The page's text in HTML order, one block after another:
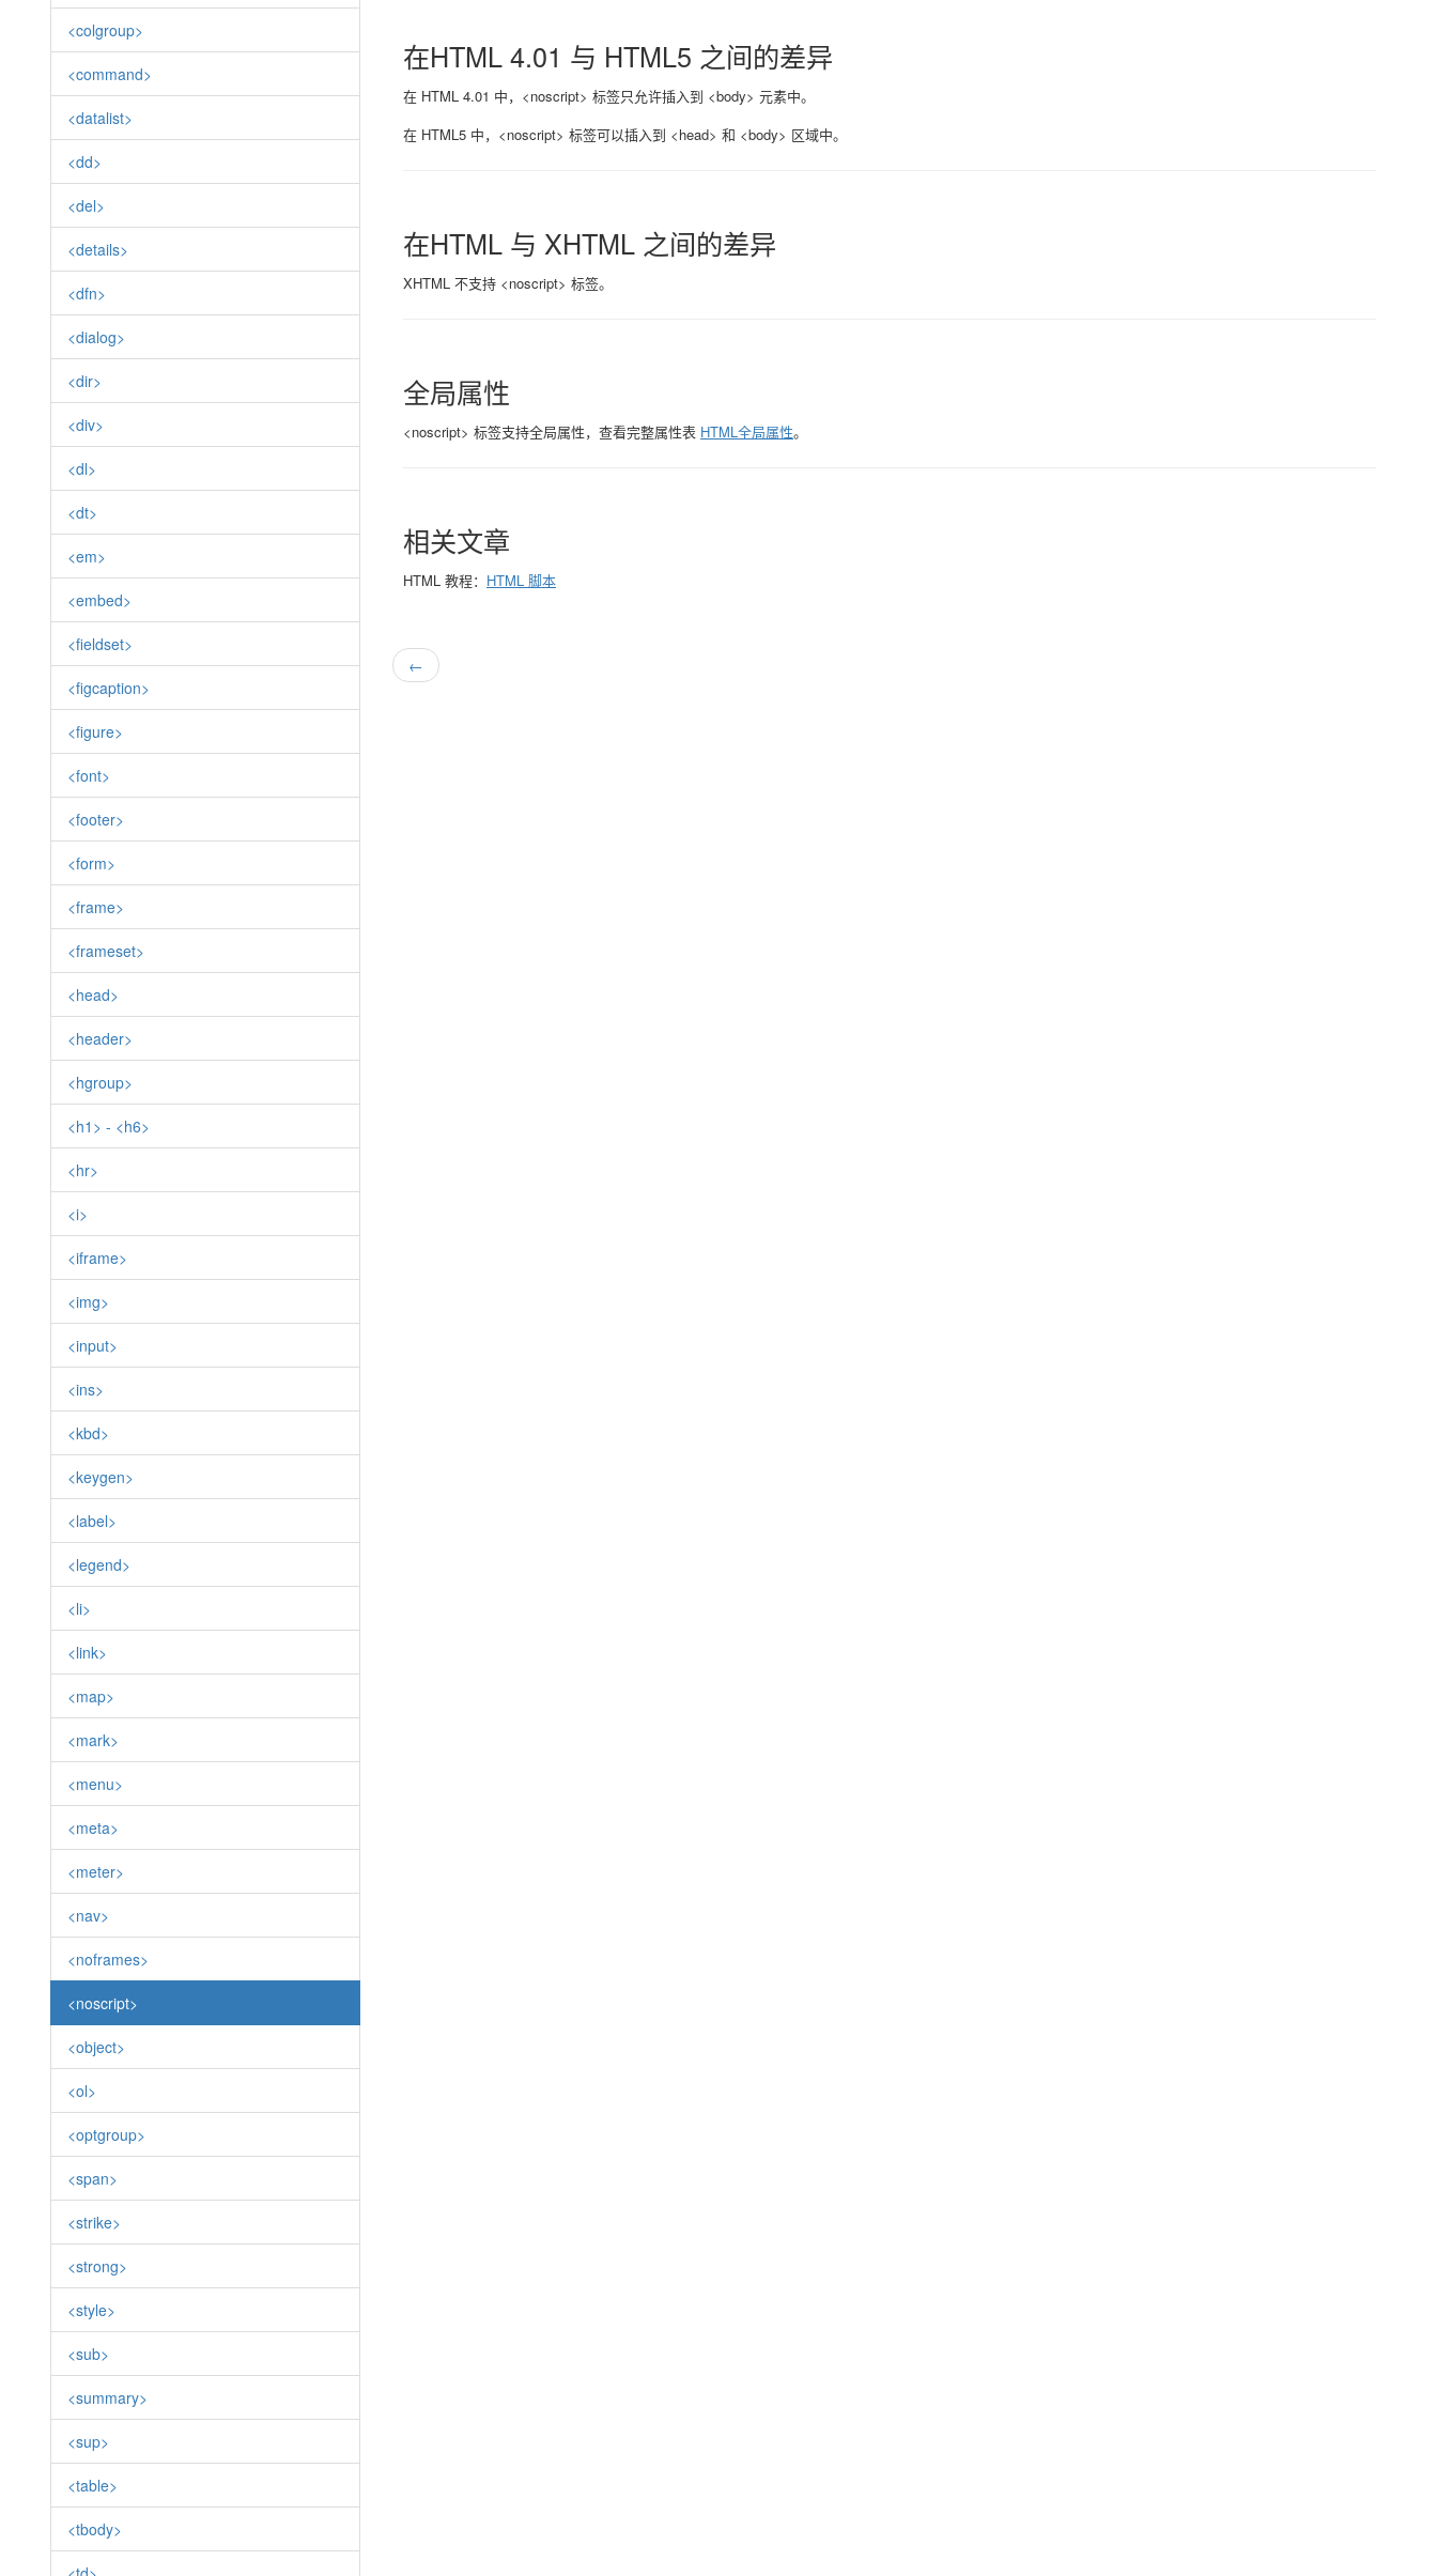
<colgroup>
<command>
<datalist>
<dd>
<del>
<details>
<dfn>
<dialog>
<dir>
<div>
<dl>
<dt>
<em>
<embed>
<fieldset>
<figcaption>
<figure>
<font>
<footer>
<form>
<frame>
<frameset>
<head>
<header>
<hgroup>
<h1> - <h6>
<hr>
<i>
<iframe>
<img>
<input>
<ins>
<kbd>
<keygen>
<label>
<legend>
<li>
<link>
<map>
<mark>
<menu>
<meta>
<meter>
<nav>
<noframes>
<noscript>
<object>
<ol>
<optgroup>
<span>
<strike>
<strong>
<style>
<sub>
<summary>
<sup>
<table>
<tbody>
在HTML 4.01 与 HTML5 之间的差异
在 HTML 4.01 中，<noscript> 标签只允许插入到 <body> 元素中。
在 HTML5 中，<noscript> 标签可以插入到 <head> 和 <body> 区域中。
在HTML 与 XHTML 之间的差异
XHTML 不支持 <noscript> 标签。
全局属性
<noscript> 标签支持全局属性，查看完整属性表 HTML全局属性。
相关文章
HTML 教程： HTML 脚本
←